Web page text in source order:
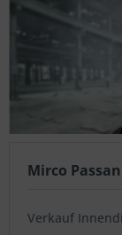
Mirco
Verkauf